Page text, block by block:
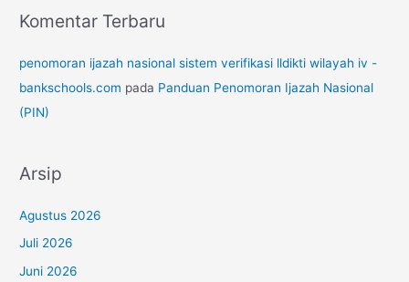
Komentar Terbaru
penomoran ijazah nasional sistem verifikasi lldikti wilayah iv -
bankschools.com pada Panduan Penomoran Ijazah Nasional
(PIN)
Arsip
Agustus 2026
Juli 2026
Juni 2026